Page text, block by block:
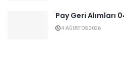
Pay Geri Alımları
4 AĞUSTOS 2026